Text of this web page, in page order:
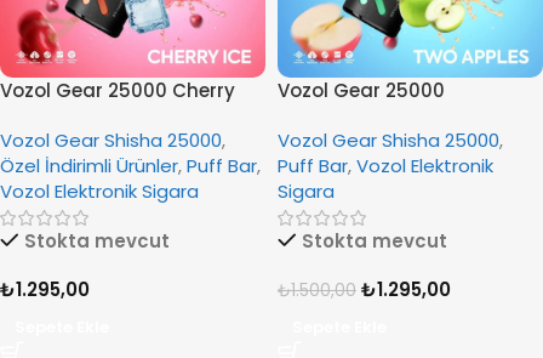
Vozol Gear 25000 Cherry
Vozol Gear Shisha 25000,
Özel İndirimli Ürünler,Puff Bar,
Vozol Elektronik Sigara
Stokta mevcut
₺1.295,00
Vozol Gear 25000
Vozol Gear Shisha 25000,
Puff Bar,Vozol Elektronik
Sigara
Stokta mevcut
₺1.500,00 ₺1.295,00